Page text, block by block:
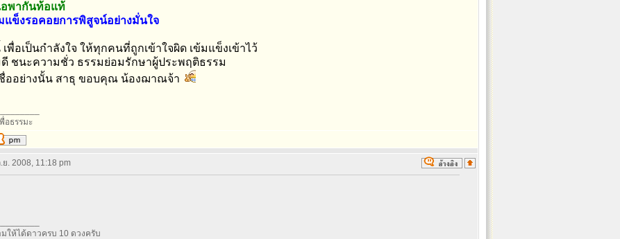
พากันท้อแท้
แข็งรอคอยการพิสูจน์อย่างมั่นใจ
พื่อเป็นกำลังใจ ให้ทุกคนที่ถูกเข้าใจผิด เข้มแข็งเข้าไว้
ดี ชนะความชั่ว ธรรมย่อมรักษาผู้ประพฤติธรรม
ออย่างนั้น สาธุ ขอบคุณ น้องฌาณจ้า
อธรรมะ
ย. 2008, 11:18 pm
ให้ได้ดาวครบ 10 ดวงครับ